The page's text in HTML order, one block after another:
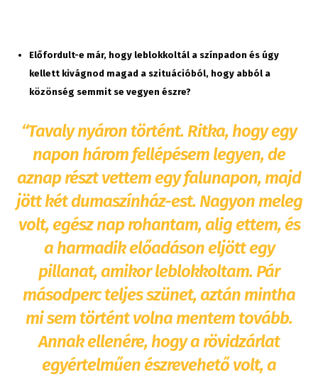
Előfordult-e már, hogy leblokkoltál a színpadon és úgy
kellett kivágnod magad a szituációból, hogy abból a
közönség semmit se vegyen észre?
“Tavaly nyáron történt. Ritka, hogy egy
napon három fellépésem legyen, de
aznap részt vettem egy falunapon, majd
jött két dumaszínház-est. Nagyon meleg
volt, egész nap rohantam, alig ettem, és
a harmadik előadáson eljött egy
pillanat, amikor leblokkoltam. Pár
másodperc teljes szünet, aztán mintha
mi sem történt volna mentem tovább.
Annak ellenére, hogy a rövidzárlat
egyértelműen észrevehető volt, a